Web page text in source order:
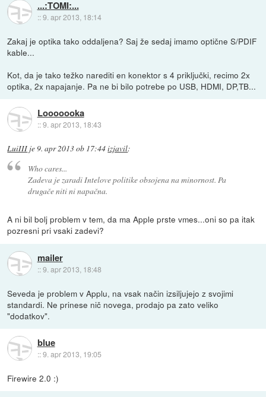
...:TOMI:...
::9. apr 2013, 18:14
Zakaj je optika tako oddaljena? Saj že sedaj imamo optične S/PDIF
kable...
Kot, da je tako težko narediti en konektor s 4 priključki, recimo 2x
optika, 2x napajanje. Pa ne bi bilo potrebe po USB, HDMI, DP,TB...
Looooooka
::9. apr 2013, 18:43
LuiIII je9. apr 2013 ob 17:44izjavil:
Who cares...
Zadeva je zaradi Intelove politike obsojena na minornost. Pa
drugače niti ni napačna.
A ni bil bolj problem v tem, da ma Apple prste vmes...oni so pa itak
pozresni pri vsaki zadevi?
mailer
::9. apr 2013, 18:48
Seveda je problem v Applu, na vsak način izsiljujejo z svojimi
standardi. Ne prinese nič novega, prodajo pa zato veliko
"dodatkov".
blue
::9. apr 2013, 19:05
Firewire 2.0 :)